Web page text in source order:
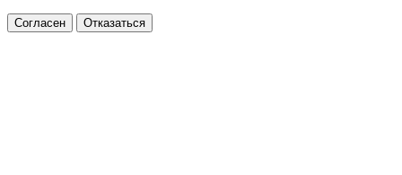
Согласен Отказаться